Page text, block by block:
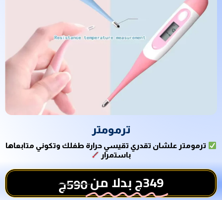
ترمومتر
ترمومتر علشان تقدري تقيسي حرارة طفلك وتكوني متابعاها
باستمرار
349ج بدلا من 590ج